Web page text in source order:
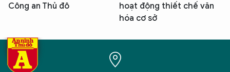
Công an Thủ đô
hoạt động thiết chế văn
hóa cơ sở